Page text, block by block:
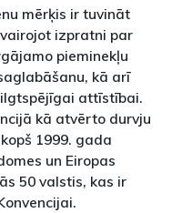
mērķis ir tuvināt
izpratni par
pieminekļu
kā arī
attīstībai.
kā atvērto durvju
1999. gada
un Eiropas
50 valstis, kas ir